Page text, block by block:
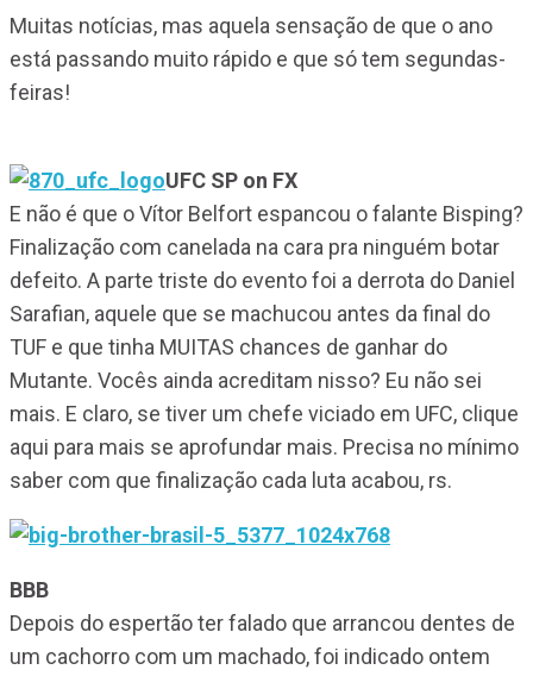
Muitas notícias, mas aquela sensação de que o ano
está passando muito rápido e que só tem segundas-
feiras!
UFC SP on FX
E não é que o Vítor Belfort espancou o falante Bisping?
Finalização com canelada na cara pra ninguém botar
defeito. A parte triste do evento foi a derrota do Daniel
Sarafian, aquele que se machucou antes da final do
TUF e que tinha MUITAS chances de ganhar do
Mutante. Vocês ainda acreditam nisso? Eu não sei
mais. E claro, se tiver um chefe viciado em UFC, clique
aqui para mais se aprofundar mais. Precisa no mínimo
saber com que finalização cada luta acabou, rs.
BBB
Depois do espertão ter falado que arrancou dentes de
um cachorro com um machado, foi indicado ontem